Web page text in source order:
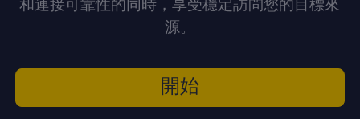
和連接可靠性的同時，享受穩定訪問您的目標來
源。
開始